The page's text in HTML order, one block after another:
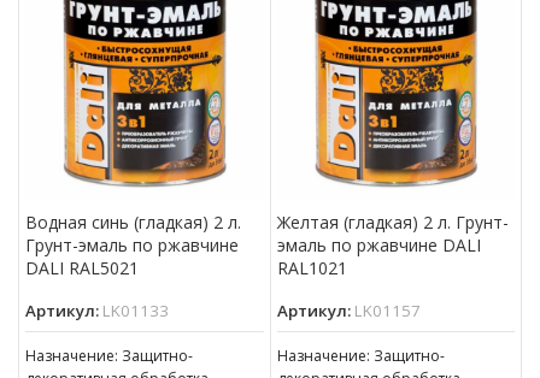
Водная синь (гладкая) 2 л.
Грунт-эмаль по ржавчине
DALI RAL5021
Артикул: LK01133
Назначение: Защитно-
Желтая (гладкая) 2 л. Грунт-
эмаль по ржавчине DALI
RAL1021
Артикул: LK01157
Назначение: Защитно-